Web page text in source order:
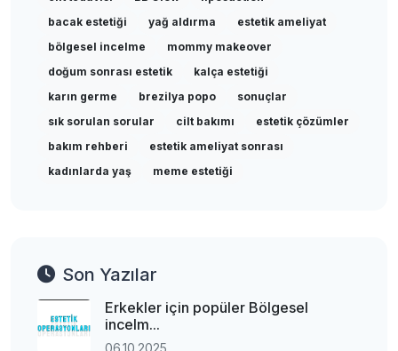
bacak estetiği
yağ aldırma
estetik ameliyat
bölgesel incelme
mommy makeover
doğum sonrası estetik
kalça estetiği
karın germe
brezilya popo
sonuçlar
sık sorulan sorular
cilt bakımı
estetik çözümler
bakım rehberi
estetik ameliyat sonrası
kadınlarda yaş
meme estetiği
Son Yazılar
Erkekler için popüler Bölgesel
incelm...
06.10.2025